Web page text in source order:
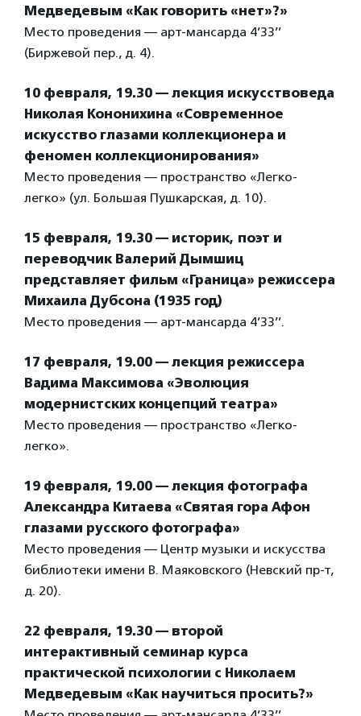
Медведевым «Как говорить «нет»?»
Место проведения — арт-мансарда 4’33’’
(Биржевой пер., д. 4).
10 февраля, 19.30 — лекция искусствоведа
Николая Кононихина «Современное
искусство глазами коллекционера и
феномен коллекционирования»
Место проведения — пространство «Легко-
легко» (ул. Большая Пушкарская, д. 10).
15 февраля, 19.30 — историк, поэт и
переводчик Валерий Дымшиц
представляет фильм «Граница» режиссера
Михаила Дубсона (1935 год)
Место проведения — арт-мансарда 4’33’’.
17 февраля, 19.00 — лекция режиссера
Вадима Максимова «Эволюция
модернистских концепций театра»
Место проведения — пространство «Легко-
легко».
19 февраля, 19.00 — лекция фотографа
Александра Китаева «Святая гора Афон
глазами русского фотографа»
Место проведения — Центр музыки и искусства
библиотеки имени В. Маяковского (Невский пр-т,
д. 20).
22 февраля, 19.30 — второй
интерактивный семинар курса
практической психологии с Николаем
Медведевым «Как научиться просить?»